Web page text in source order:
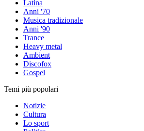
Latina
Anni '70
Musica tradizionale
Anni '90
Trance
Heavy metal
Ambient
Discofox
Gospel
Temi più popolari
Notizie
Cultura
Lo sport